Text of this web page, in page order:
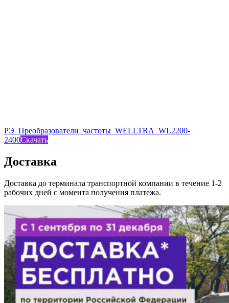
РЭ_Преобразователи_частоты_WELLTRA_WL2200-
2400Скачать
Доставка
Доставка до терминала транспортной компании в течение 1-2
рабочих дней с момента получения платежа.